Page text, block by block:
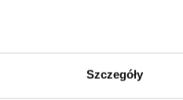
Szczegóły